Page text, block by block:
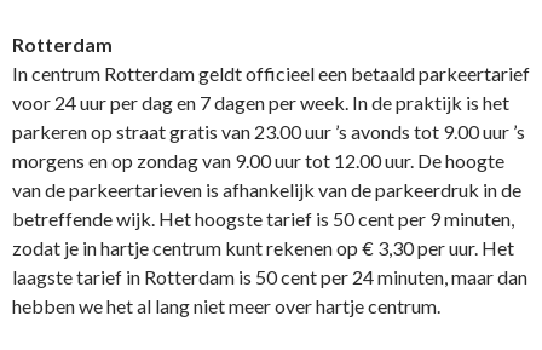
Rotterdam
In centrum Rotterdam geldt officieel een betaald parkeertarief
voor 24 uur per dag en 7 dagen per week. In de praktijk is het
parkeren op straat gratis van 23.00 uur ’s avonds tot 9.00 uur ’s
morgens en op zondag van 9.00 uur tot 12.00 uur. De hoogte
van de parkeertarieven is afhankelijk van de parkeerdruk in de
betreffende wijk. Het hoogste tarief is 50 cent per 9 minuten,
zodat je in hartje centrum kunt rekenen op € 3,30 per uur. Het
laagste tarief in Rotterdam is 50 cent per 24 minuten, maar dan
hebben we het al lang niet meer over hartje centrum.